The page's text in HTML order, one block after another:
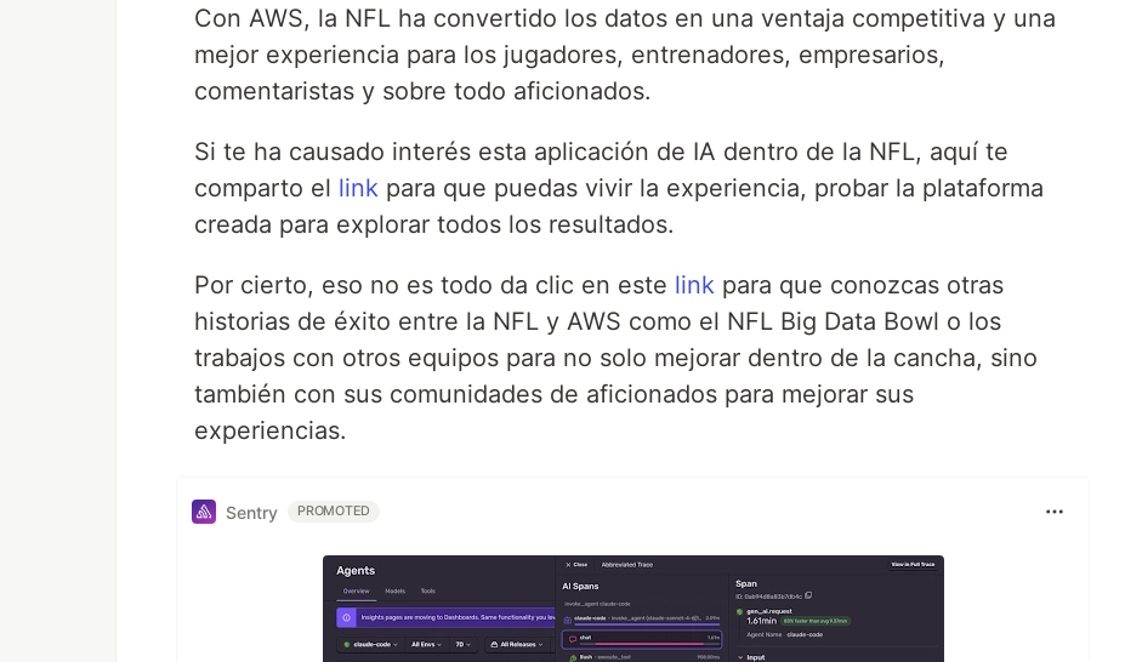
Con AWS, la NFL ha convertido los datos en una ventaja competitiva y una
mejor experiencia para los jugadores, entrenadores, empresarios,
comentaristas y sobre todo aficionados.
Si te ha causado interés esta aplicación de IA dentro de la NFL, aquí te
comparto el link para que puedas vivir la experiencia, probar la plataforma
creada para explorar todos los resultados.
Por cierto, eso no es todo da clic en este link para que conozcas otras
historias de éxito entre la NFL y AWS como el NFL Big Data Bowl o los
trabajos con otros equipos para no solo mejorar dentro de la cancha, sino
también con sus comunidades de aficionados para mejorar sus
experiencias.
Sentry PROMOTED